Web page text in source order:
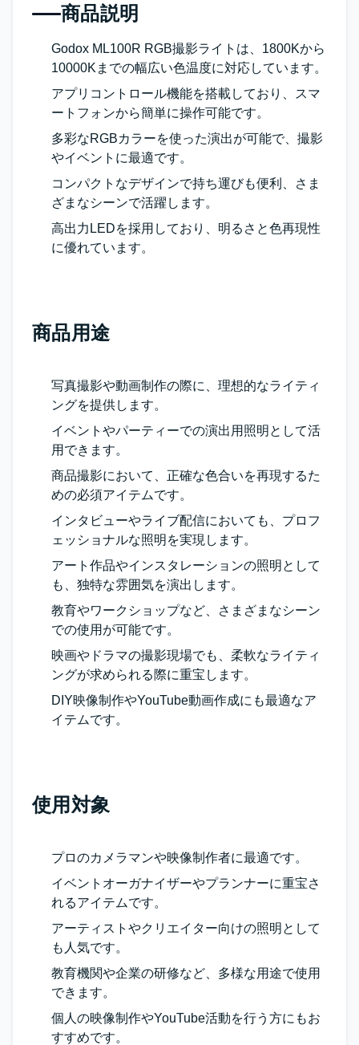
商品説明
Godox ML100R RGB撮影ライトは、1800Kから
10000Kまでの幅広い色温度に対応しています。
アプリコントロール機能を搭載しており、スマ
ートフォンから簡単に操作可能です。
多彩なRGBカラーを使った演出が可能で、撮影
やイベントに最適です。
コンパクトなデザインで持ち運びも便利、さま
ざまなシーンで活躍します。
高出力LEDを採用しており、明るさと色再現性
に優れています。
商品用途
写真撮影や動画制作の際に、理想的なライティ
ングを提供します。
イベントやパーティーでの演出用照明として活
用できます。
商品撮影において、正確な色合いを再現するた
めの必須アイテムです。
インタビューやライブ配信においても、プロフ
ェッショナルな照明を実現します。
アート作品やインスタレーションの照明として
も、独特な雰囲気を演出します。
教育やワークショップなど、さまざまなシーン
での使用が可能です。
映画やドラマの撮影現場でも、柔軟なライティ
ングが求められる際に重宝します。
DIY映像制作やYouTube動画作成にも最適なア
イテムです。
使用対象
プロのカメラマンや映像制作者に最適です。
イベントオーガナイザーやプランナーに重宝さ
れるアイテムです。
アーティストやクリエイター向けの照明として
も人気です。
教育機関や企業の研修など、多様な用途で使用
できます。
個人の映像制作やYouTube活動を行う方にもお
すすめです。